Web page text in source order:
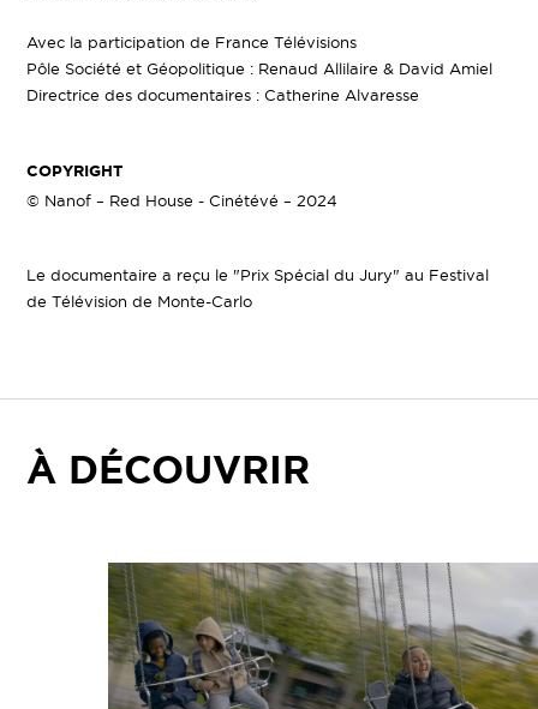
Avec la participation de France Télévisions
Pôle Société et Géopolitique : Renaud Allilaire & David Amiel
Directrice des documentaires : Catherine Alvaresse
COPYRIGHT
© Nanof – Red House - Cinétévé – 2024
Le documentaire a reçu le "Prix Spécial du Jury" au Festival
de Télévision de Monte-Carlo
À DÉCOUVRIR